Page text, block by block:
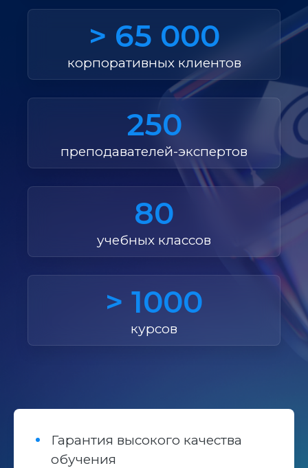
> 65 000
корпоративных клиентов
250
преподавателей-экспертов
80
учебных классов
> 1000
курсов
Гарантия высокого качества
обучения